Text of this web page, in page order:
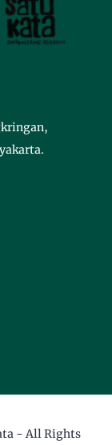
- All Rights